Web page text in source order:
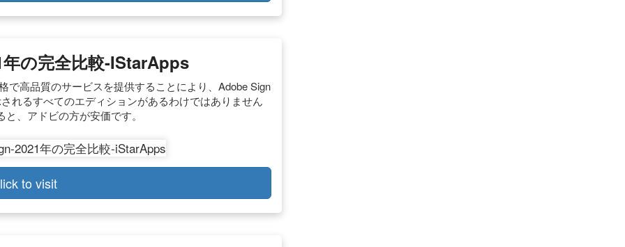
の完全比較-IStarApps
で高品質のサービスを提供することにより、Adobe Sign
れるすべてのエディションがあるわけではありません
、アドビの方が安価です。
to visit